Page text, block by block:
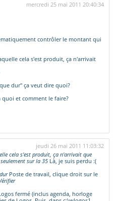
mercredi 25 mai 2011 20:40:34
contrôler le montant qui
cela s'est produit, ça n'arrivait
dur" ça veut dire quoi?
quoi et comment le faire?
jeudi 26 mai 2011 11:03:32
cela s'est produit, ça n'arrivait que
sur la 35 Là, je suis perdu :(
Poste de travail, clique droit sur le
fermé (inclus agenda, horloge